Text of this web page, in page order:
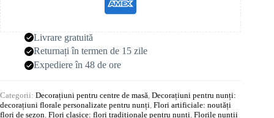
Livrare gratuită
Returnați în termen de 15 zile
Expediere în 48 de ore
Categorii: Decorațiuni pentru centre de masă, Decorațiuni pentru nunți:
decorațiuni florale personalizate pentru nunți, Flori artificiale: noutăți
flori de sezon, Flori clasice: flori tradiționale pentru nunți, Florile nunții